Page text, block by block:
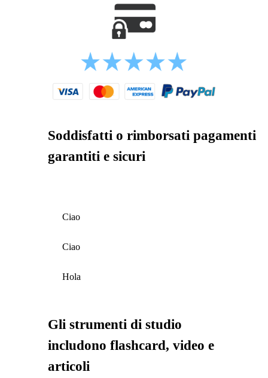
Soddisfatti o rimborsati pagamenti
garantiti e sicuri
Ciao
Ciao
Hola
Gli strumenti di studio
includono flashcard, video e
articoli